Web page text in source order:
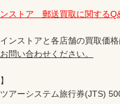
ストア　郵送買取に関する
ンストアと各店舗の買取価
問い合わせください。
アーシステム旅⾏券(JTS)